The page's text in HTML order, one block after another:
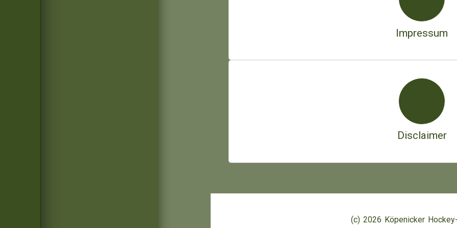
Impressum
Disclaimer
(c) 2026 Köpenicker Hockey-